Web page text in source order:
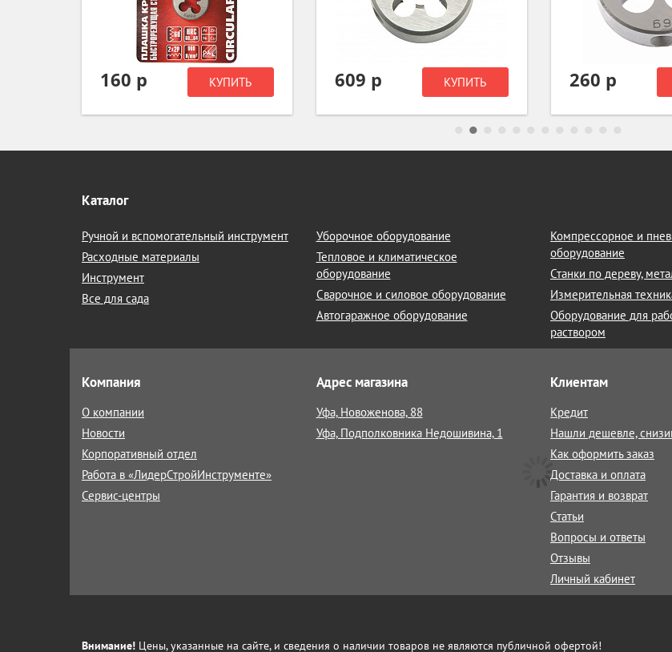
160 р КУПИТЬ 609 р КУПИТЬ 260 р
Каталог
Ручной и вспомогательный инструмент
Расходные материалы
Инструмент
Все для сада
Уборочное оборудование
Тепловое и климатическое
оборудование
Сварочное и силовое оборудование
Автогаражное оборудование
Компрессорное и
оборудование
Станки по дереву,
Измерительная
Оборудование для
раствором
Компания
О компании
Новости
Корпоративный отдел
Работа в «ЛидерСтройИнструменте»
Сервис-центры
Адрес магазина
Уфа, Новоженова, 88
Уфа, Подполковника Недошивина, 1
Клиентам
Кредит
Нашли дешевле,
Как оформить заказ
Доставка и оплата
Гарантия и возврат
Статьи
Вопросы и ответы
Отзывы
Личный кабинет
Внимание! Цены, указанные на сайте, и сведения о наличии товаров не являются публичной офертой!